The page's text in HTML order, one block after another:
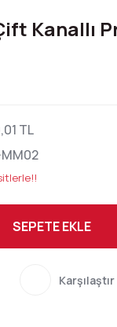
Kanallı
TL
SEPETE EKLE
Karşılaştır